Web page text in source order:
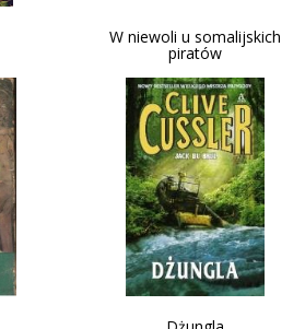
W niewoli u somalijskich
piratów